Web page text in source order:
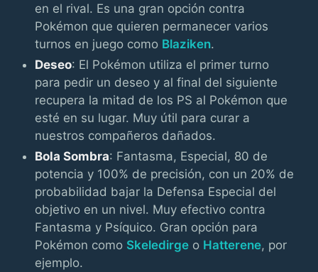
en el rival. Es una gran opción contra
Pokémon que quieren permanecer varios
turnos en juego como Blaziken.
Deseo: El Pokémon utiliza el primer turno
para pedir un deseo y al final del siguiente
recupera la mitad de los PS al Pokémon que
esté en su lugar. Muy útil para curar a
nuestros compañeros dañados.
Bola Sombra: Fantasma, Especial, 80 de
potencia y 100% de precisión, con un 20% de
probabilidad bajar la Defensa Especial del
objetivo en un nivel. Muy efectivo contra
Fantasma y Psíquico. Gran opción para
Pokémon como Skeledirge o Hatterene, por
ejemplo.